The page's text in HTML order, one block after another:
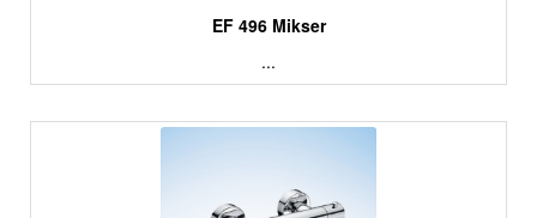
EF 496 Mikser
...